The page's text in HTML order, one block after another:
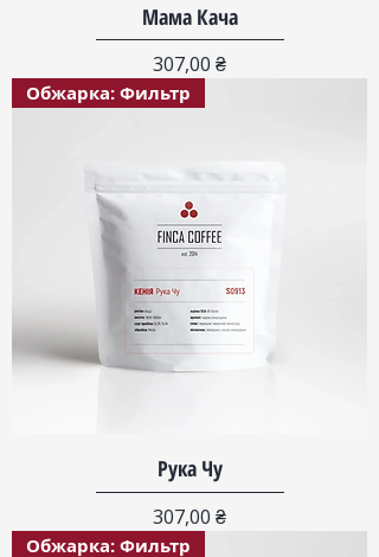
Мама Кача
Цена
307,00 ₴
Обжарка: Фильтр
Рука Чу
Цена
307,00 ₴
Обжарка: Фильтр